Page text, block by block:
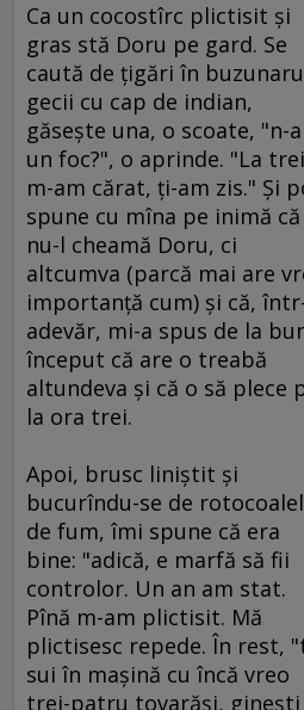
Ca un cocostîrc plictisit şi
gras stă Doru pe gard. Se
caută de ţigări în
gecii cu cap de indian,
găseşte una, o scoate, "n-
un foc?", o aprinde. "La trei
m-am cărat, ţi-am zis." Şi
spune cu mîna pe inimă că
nu-l cheamă Doru, ci
altcumva (parcă mai are
importanţă cum) şi că,
adevăr, mi-a spus de la
început că are o treabă
altundeva şi că o să plece
la ora trei.
Apoi, brusc liniştit şi
bucurîndu-se de
de fum, îmi spune că era
bine: "adică, e marfă să fii
controlor. Un an am stat.
Pînă m-am plictisit. Mă
plictisesc repede. În rest,
sui în maşină cu încă vreo
trei-patru tovarăşi, gineşti